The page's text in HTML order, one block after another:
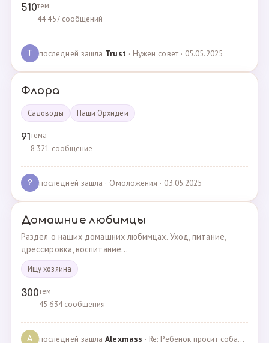
510тем
44 457 сообщений
T последней зашла Trust · Нужен совет · 05.05.2025
Флора
Садоводы Наши Орхидеи
91тема
8 321 сообщение
? последней зашла · Омоложения · 03.05.2025
Домашние любимцы
Раздел о наших домашних любимцах. Уход, питание,
дрессировка, воспитание...
Ищу хозяина
300тем
45 634 сообщения
A последней зашлаAlexmass · Re: Ребенок просит собаку, посоветуйте какую породу… · 30.03.2025